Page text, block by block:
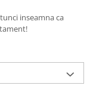
inseamna ca